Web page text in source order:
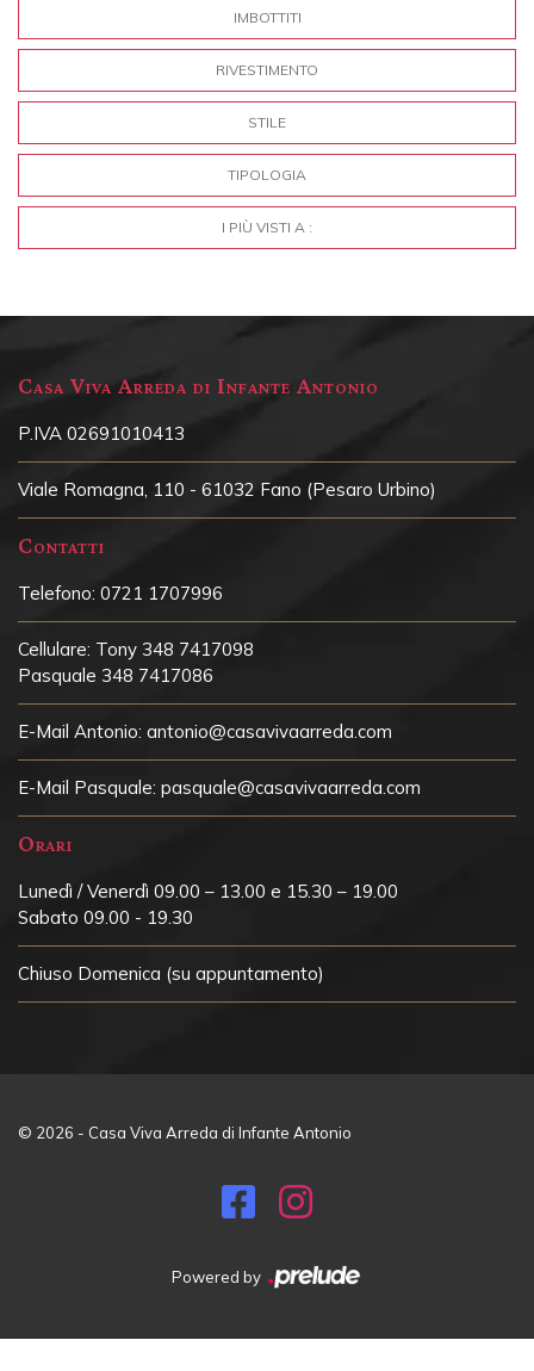
IMBOTTITI
RIVESTIMENTO
STILE
TIPOLOGIA
I PIÙ VISTI A :
Casa Viva Arreda di Infante Antonio
P.IVA 02691010413
Viale Romagna, 110 - 61032 Fano (Pesaro Urbino)
Contatti
Telefono: 0721 1707996
Cellulare: Tony 348 7417098
Pasquale 348 7417086
E-Mail Antonio: antonio@casavivaarreda.com
E-Mail Pasquale: pasquale@casavivaarreda.com
Orari
Lunedì / Venerdì 09.00 – 13.00 e 15.30 – 19.00
Sabato 09.00 - 19.30
Chiuso Domenica (su appuntamento)
© 2026 - Casa Viva Arreda di Infante Antonio
Powered by